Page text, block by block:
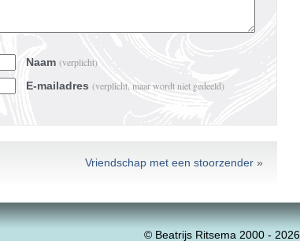
Naam (verplicht)
E-mailadres (verplicht, maar wordt niet gedeeld)
Vriendschap met een stoorzender »
© Beatrijs Ritsema 2000 - 2026